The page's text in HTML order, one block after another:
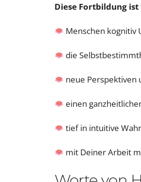
Diese Fortbildung
Menschen kognitiv
die
neue Perspektiven
einen
tief in intuitive
mit Deiner Arbeit